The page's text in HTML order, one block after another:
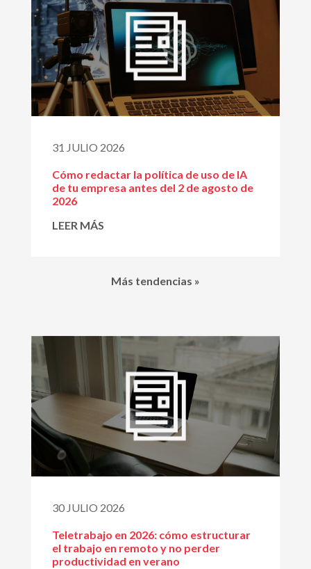
31 JULIO 2026
Cómo redactar la política de uso de IA
de tu empresa antes del 2 de agosto de
2026
LEER MÁS
Más tendencias »
30 JULIO 2026
Teletrabajo en 2026: cómo estructurar
el trabajo en remoto y no perder
productividad en verano